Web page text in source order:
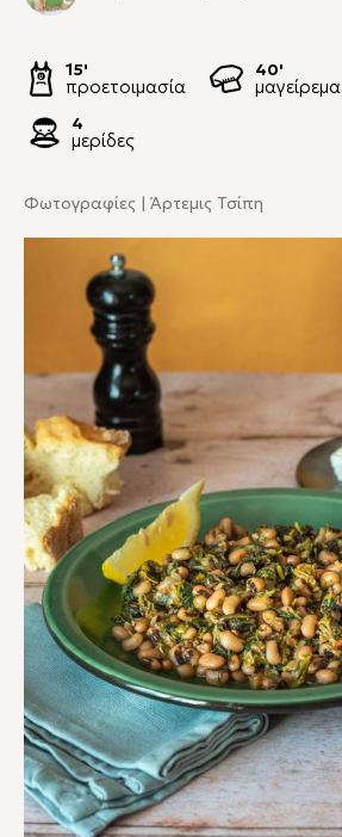
15'
προετοιμασία
40'
μαγείρεμα
4
μερίδες
Φωτογραφίες | Άρτεμις Τσίπη